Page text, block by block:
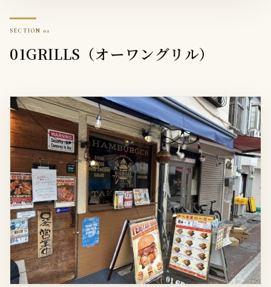
01GRILLS（オーワングリル）